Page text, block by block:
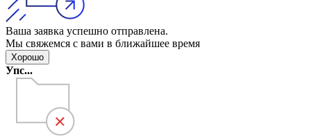
Ваша заявка успешно отправлена.
Мы свяжемся с вами в ближайшее время
Хорошо
Упс...